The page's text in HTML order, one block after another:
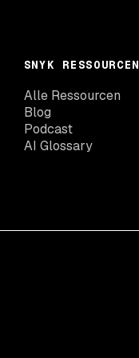
SNYK RESSOURCEN
Alle Ressourcen
Blog
Podcast
AI Glossary